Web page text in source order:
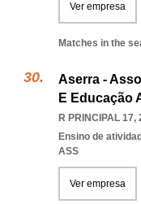
Ver empresa
Matches in the
Aserra -
E Educação
R PRINCIPAL 17,
Ensino de
ASS
Ver empresa